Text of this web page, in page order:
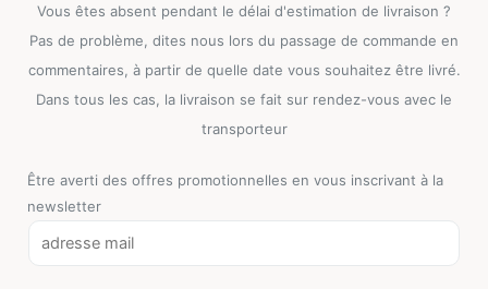
Vous êtes absent pendant le délai d'estimation de livraison ?
Pas de problème, dites nous lors du passage de commande en
commentaires, à partir de quelle date vous souhaitez être livré.
Dans tous les cas, la livraison se fait sur rendez-vous avec le
transporteur
Être averti des offres promotionnelles en vous inscrivant à la
newsletter
m